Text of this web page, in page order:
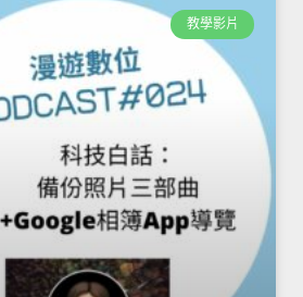
教學影片